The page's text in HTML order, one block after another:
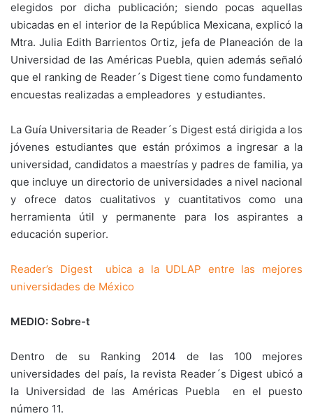
elegidos por dicha publicación; siendo pocas aquellas
ubicadas en el interior de la República Mexicana, explicó la
Mtra. Julia Edith Barrientos Ortiz, jefa de Planeación de la
Universidad de las Américas Puebla, quien además señaló
que el ranking de Reader´s Digest tiene como fundamento
encuestas realizadas a empleadores y estudiantes.
La Guía Universitaria de Reader´s Digest está dirigida a los
jóvenes estudiantes que están próximos a ingresar a la
universidad, candidatos a maestrías y padres de familia, ya
que incluye un directorio de universidades a nivel nacional
y ofrece datos cualitativos y cuantitativos como una
herramienta útil y permanente para los aspirantes a
educación superior.
Reader’s Digest ubica a la UDLAP entre las mejores
universidades de México
MEDIO: Sobre-t
Dentro de su Ranking 2014 de las 100 mejores
universidades del país, la revista Reader´s Digest ubicó a
la Universidad de las Américas Puebla en el puesto
número 11.